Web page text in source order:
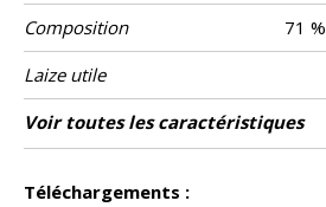
Composition
71
Laize utile
Rétrécissement
Raccord
Test
Martindale
Usage
martindale
Siège à usage
cycles
Wyzenbeek
Sens
Poids g/m²
Usage
Entretien
Pays d'origine
Voir toutes les caractéristiques
Téléchargements :